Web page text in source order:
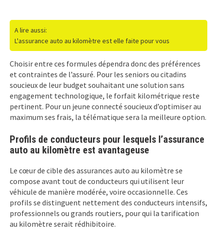
A lire aussi:
L'assurance auto au kilomètre est elle faite pour vous
Choisir entre ces formules dépendra donc des préférences
et contraintes de l’assuré. Pour les seniors ou citadins
soucieux de leur budget souhaitant une solution sans
engagement technologique, le forfait kilométrique reste
pertinent. Pour un jeune connecté soucieux d’optimiser au
maximum ses frais, la télématique sera la meilleure option.
Profils de conducteurs pour lesquels l’assurance
auto au kilomètre est avantageuse
Le cœur de cible des assurances auto au kilomètre se
compose avant tout de conducteurs qui utilisent leur
véhicule de manière modérée, voire occasionnelle. Ces
profils se distinguent nettement des conducteurs intensifs,
professionnels ou grands routiers, pour qui la tarification
au kilomètre serait rédhibitoire.